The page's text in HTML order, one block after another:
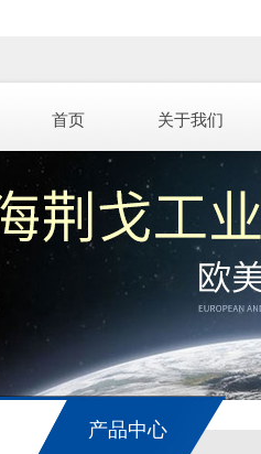
首页 关于我们
产品中心